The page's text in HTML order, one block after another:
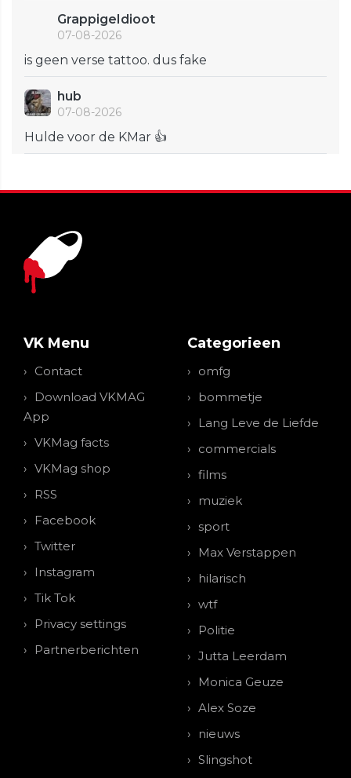
GrappigeIdioot
07-08-2026
is geen verse tattoo. dus fake
hub
07-08-2026
Hulde voor de KMar 👍
VK Menu
Contact
Download VKMAG
App
VKMag facts
VKMag shop
RSS
Facebook
Twitter
Instagram
Tik Tok
Privacy settings
Partnerberichten
Categorieen
omfg
bommetje
Lang Leve de Liefde
commercials
films
muziek
sport
Max Verstappen
hilarisch
wtf
Politie
Jutta Leerdam
Monica Geuze
Alex Soze
nieuws
Slingshot